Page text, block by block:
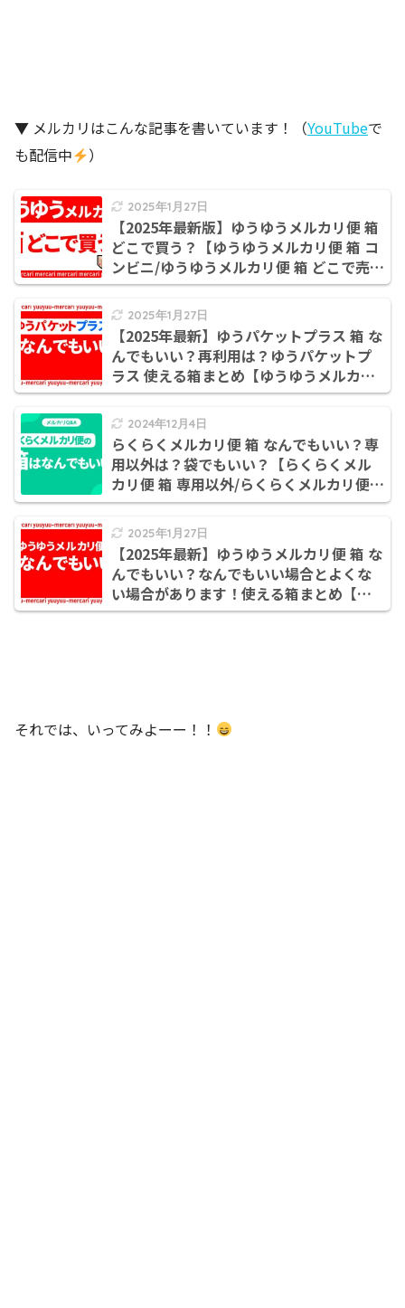
▼ メルカリはこんな記事を書いています！（YouTubeで
も配信中
）
2025年1月27日
【2025年最新版】ゆうゆうメルカリ便 箱
どこで買う？【ゆうゆうメルカリ便 箱 コ
ンビニ/ゆうゆうメルカリ便 箱 どこで売っ
てる】
2025年1月27日
【2025年最新】ゆうパケットプラス 箱 な
んでもいい？再利用は？ゆうパケットプ
ラス 使える箱まとめ【ゆうゆうメルカリ
便 箱/ゆうパケットプラス 箱】
2024年12月4日
らくらくメルカリ便 箱 なんでもいい？専
用以外は？袋でもいい？【らくらくメル
カリ便 箱 専用以外/らくらくメルカリ便
袋でもいい】
2025年1月27日
【2025年最新】ゆうゆうメルカリ便 箱 な
んでもいい？なんでもいい場合とよくな
い場合があります！使える箱まとめ【ゆ
うゆうメルカリ便 箱】
それでは、いってみよーー！！